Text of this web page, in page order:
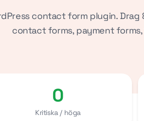
contact form plugin.
contact forms, payment
0
Kritiska / höga